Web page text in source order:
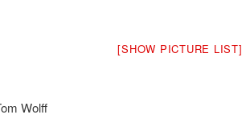
[SHOW PICTURE LIST]
Wolff